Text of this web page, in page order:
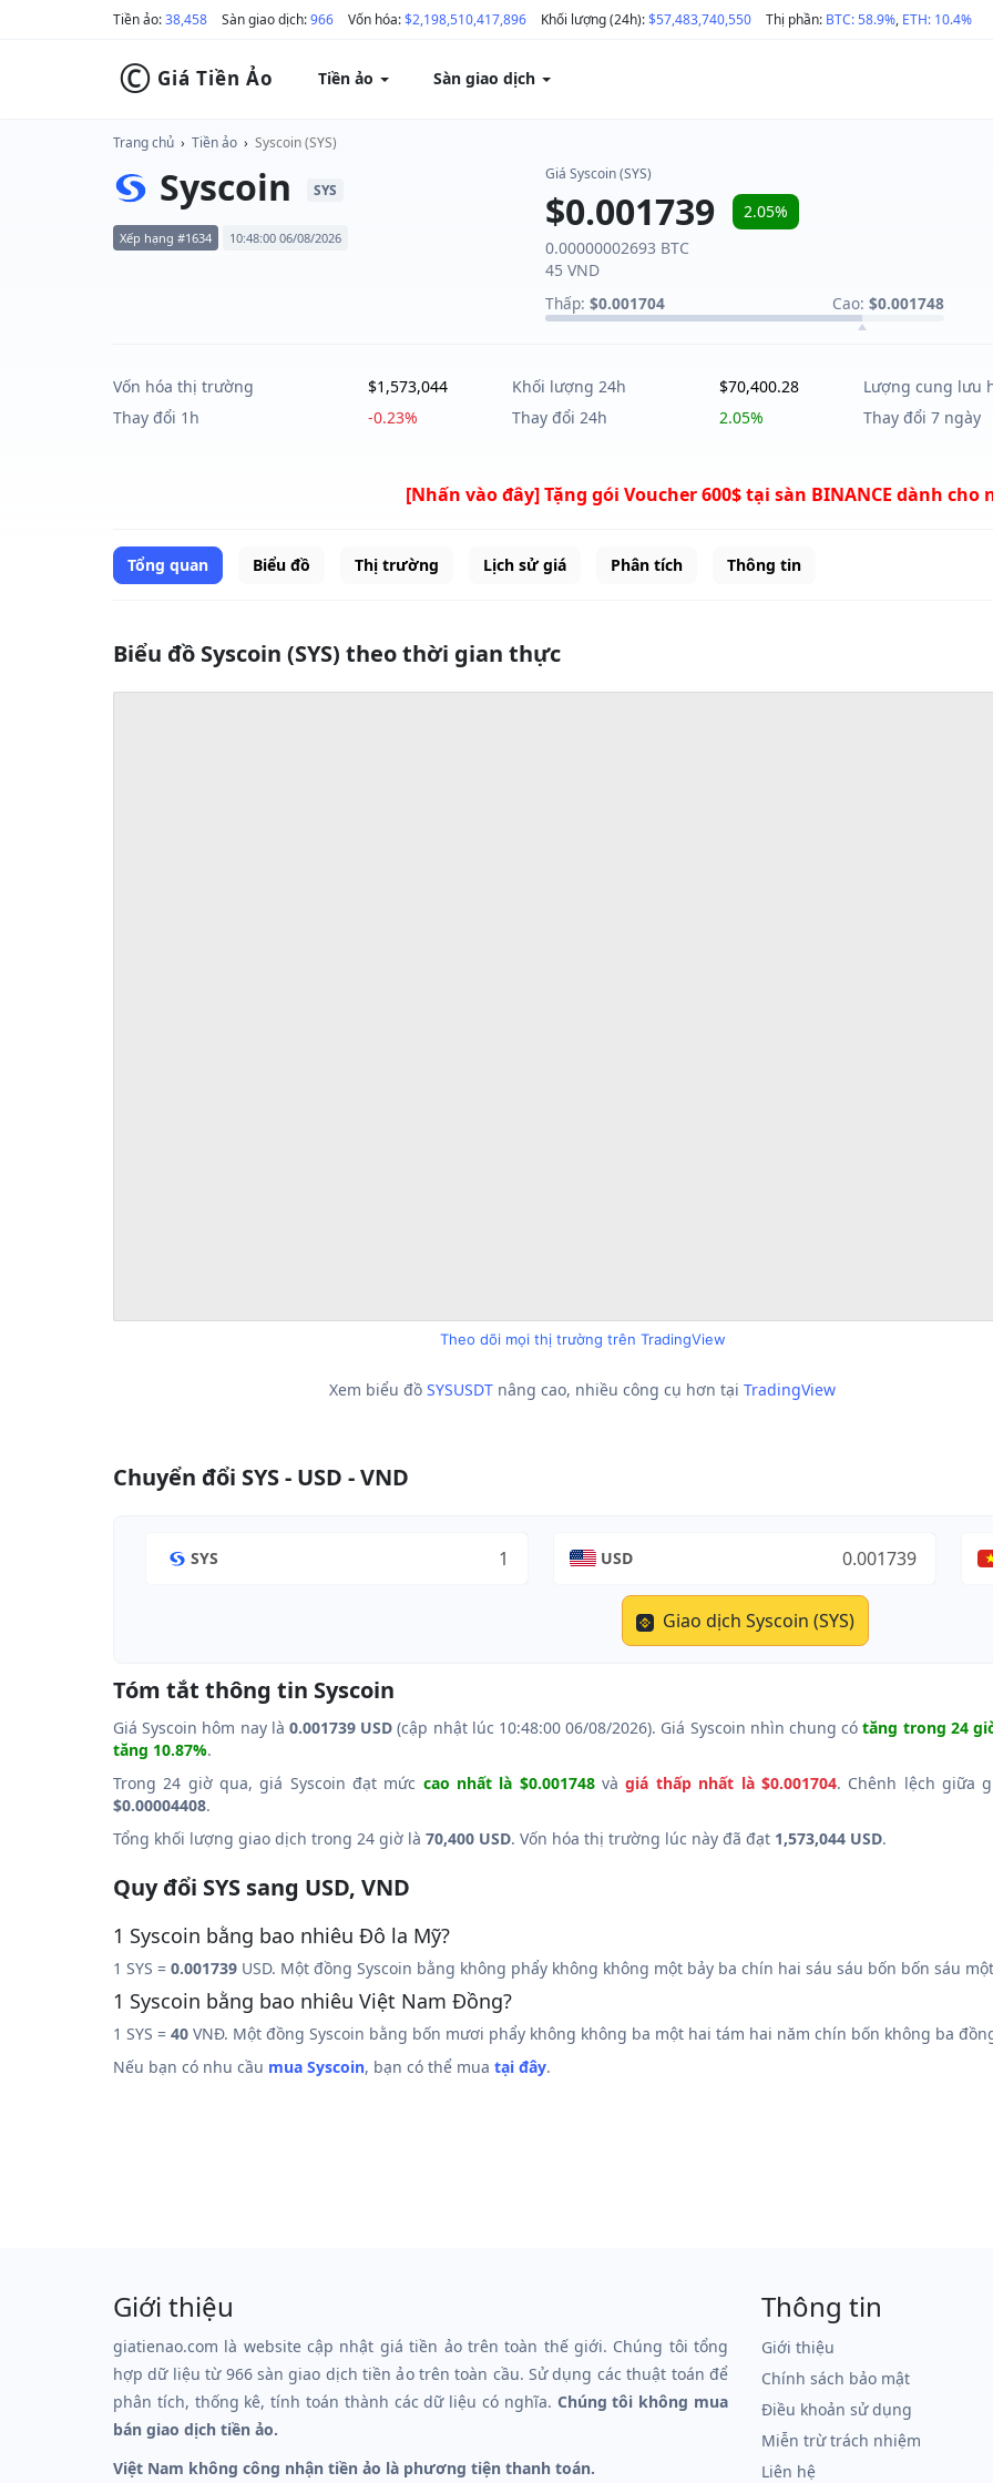
Tiền ảo:38,458 Sàn giao dịch:966 Vốn hóa:$2,198,510,417,896 Khối lượng (24h):$57,483,740,550 Thị phần: BTC: 58.9%, ETH: 10.4%
© Giá Tiền Ảo Tiền ảo Sàn giao dịch
Trang chủ › Tiền ảo › Syscoin (SYS)
Syscoin SYS
Xếp hạng #1634 10:48:00 06/08/2026
Giá Syscoin (SYS)
$0.001739
2.05%
0.00000002693 BTC
45 VND
Thấp: $0.001704 Cao: $0.001748
Vốn hóa thị trường $1,573,044 Khối lượng 24h $70,400.28
Lượng cung lưu
Thay đổi 1h
-0.23% Thay đổi 24h 2.05% Thay đổi 7 ngày
[Nhấn vào đây] Tặng gói Voucher 600$ tại sàn BINANCE dành
Tổng quan Biểu đồ Thị trường Lịch sử giá Phân tích Thông tin
Biểu đồ Syscoin (SYS) theo thời gian thực
Theo dõi mọi thị trường trên TradingView
Xem biểu đồSYSUSDT nâng cao, nhiều công cụ hơn tạiTradingView
Chuyển đổi SYS - USD - VND
SYS USD
Giao dịch Syscoin (SYS)
Tóm tắt thông tin Syscoin
Giá Syscoin hôm nay là 0.001739 USD (cập nhật lúc 10:48:00 06/08/2026). Giá Syscoin nhìn chung cótăng trong 24
tăng 10.87%.
Trong 24 giờ qua, giá Syscoin đạt mức cao nhất là $0.001748vàgiá thấp nhất là $0.001704. Chênh lệch giữa
$0.00004408.
Tổng khối lượng giao dịch trong 24 giờ là 70,400 USD. Vốn hóa thị trường lúc này đã đạt 1,573,044 USD.
Quy đổi SYS sang USD, VND
1 Syscoin bằng bao nhiêu Đô la Mỹ?
1 SYS = 0.001739 USD. Một đồng Syscoin bằng không phẩy không không một bảy ba chín hai sáu sáu bốn bốn sáu
1 Syscoin bằng bao nhiêu Việt Nam Đồng?
1 SYS = 40 VNĐ. Một đồng Syscoin bằng bốn mươi phẩy không không ba một hai tám hai năm chín bốn không ba
Nếu bạn có nhu cầu mua Syscoin, bạn có thể mua tại đây.
Giới thiệu
giatienao.com là website cập nhật giá tiền ảo trên toàn thế giới. Chúng tôi tổng
hợp dữ liệu từ 966 sàn giao dịch tiền ảo trên toàn cầu. Sử dụng các thuật toán để
phân tích, thống kê, tính toán thành các dữ liệu có nghĩa. Chúng tôi không mua
bán giao dịch tiền ảo.
Việt Nam không công nhận tiền ảo là phương tiện thanh toán.
Thông tin
Giới thiệu
Chính sách bảo mật
Điều khoản sử dụng
Miễn trừ trách nhiệm
Liên hệ